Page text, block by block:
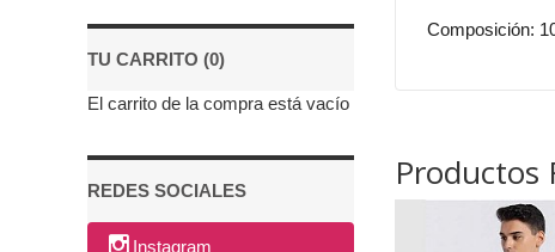
TU CARRITO (0)
El carrito de la compra está vacío
REDES SOCIALES
Instagram
Composición:
Productos